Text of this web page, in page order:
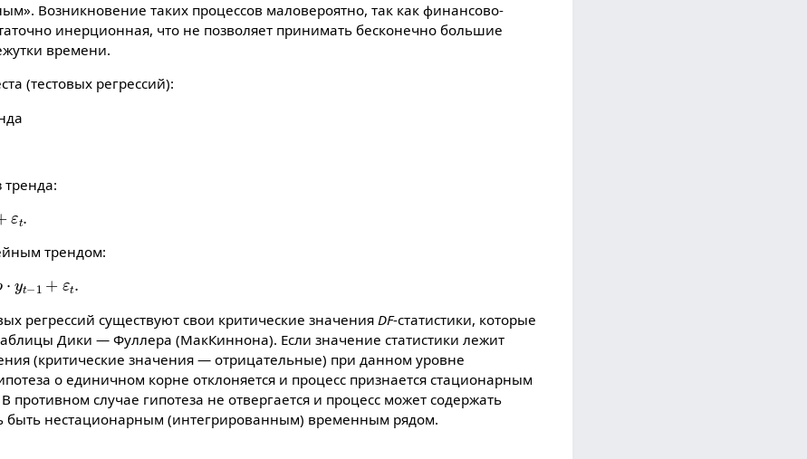
Возникновение таких процессов маловероятно, так как финансово-
инерционная, что не позволяет принимать бесконечно большие
времени.
(тестовых регрессий):
тренда:
трендом:
регрессий существуют свои критические значения DF-статистики, которые
Дики — Фуллера (МакКиннона). Если значение статистики лежит
(критические значения — отрицательные) при данном уровне
о единичном корне отклоняется и процесс признается стационарным
противном случае гипотеза не отвергается и процесс может содержать
быть нестационарным (интегрированным) временным рядом.